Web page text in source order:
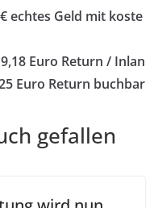
echtes Geld mit koste
Euro Return / Inlan
Euro Return buchbar
gefallen